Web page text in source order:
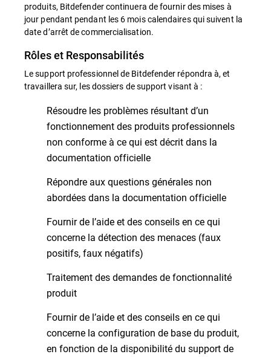
produits, Bitdefender continuera de fournir des mises à
jour pendant pendant les 6 mois calendaires qui suivent la
date d’arrêt de commercialisation.
Rôles et Responsabilités
Le support professionnel de Bitdefender répondra à, et
travaillera sur, les dossiers de support visant à :
Résoudre les problèmes résultant d’un
fonctionnement des produits professionnels
non conforme à ce qui est décrit dans la
documentation officielle
Répondre aux questions générales non
abordées dans la documentation officielle
Fournir de l’aide et des conseils en ce qui
concerne la détection des menaces (faux
positifs, faux négatifs)
Traitement des demandes de fonctionnalité
produit
Fournir de l’aide et des conseils en ce qui
concerne la configuration de base du produit,
en fonction de la disponibilité du support de